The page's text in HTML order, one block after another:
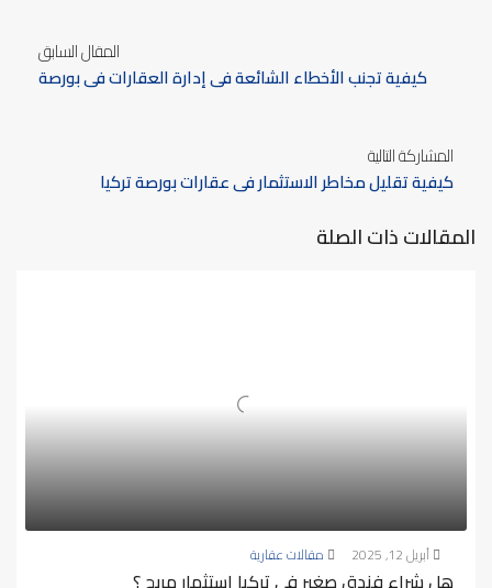
المقال السابق
كيفية تجنب الأخطاء الشائعة في إدارة العقارات في بورصة
المشاركة التالية
كيفية تقليل مخاطر الاستثمار في عقارات بورصة تركيا
المقالات ذات الصلة
أبريل 12, 2025 مقالات عقارية